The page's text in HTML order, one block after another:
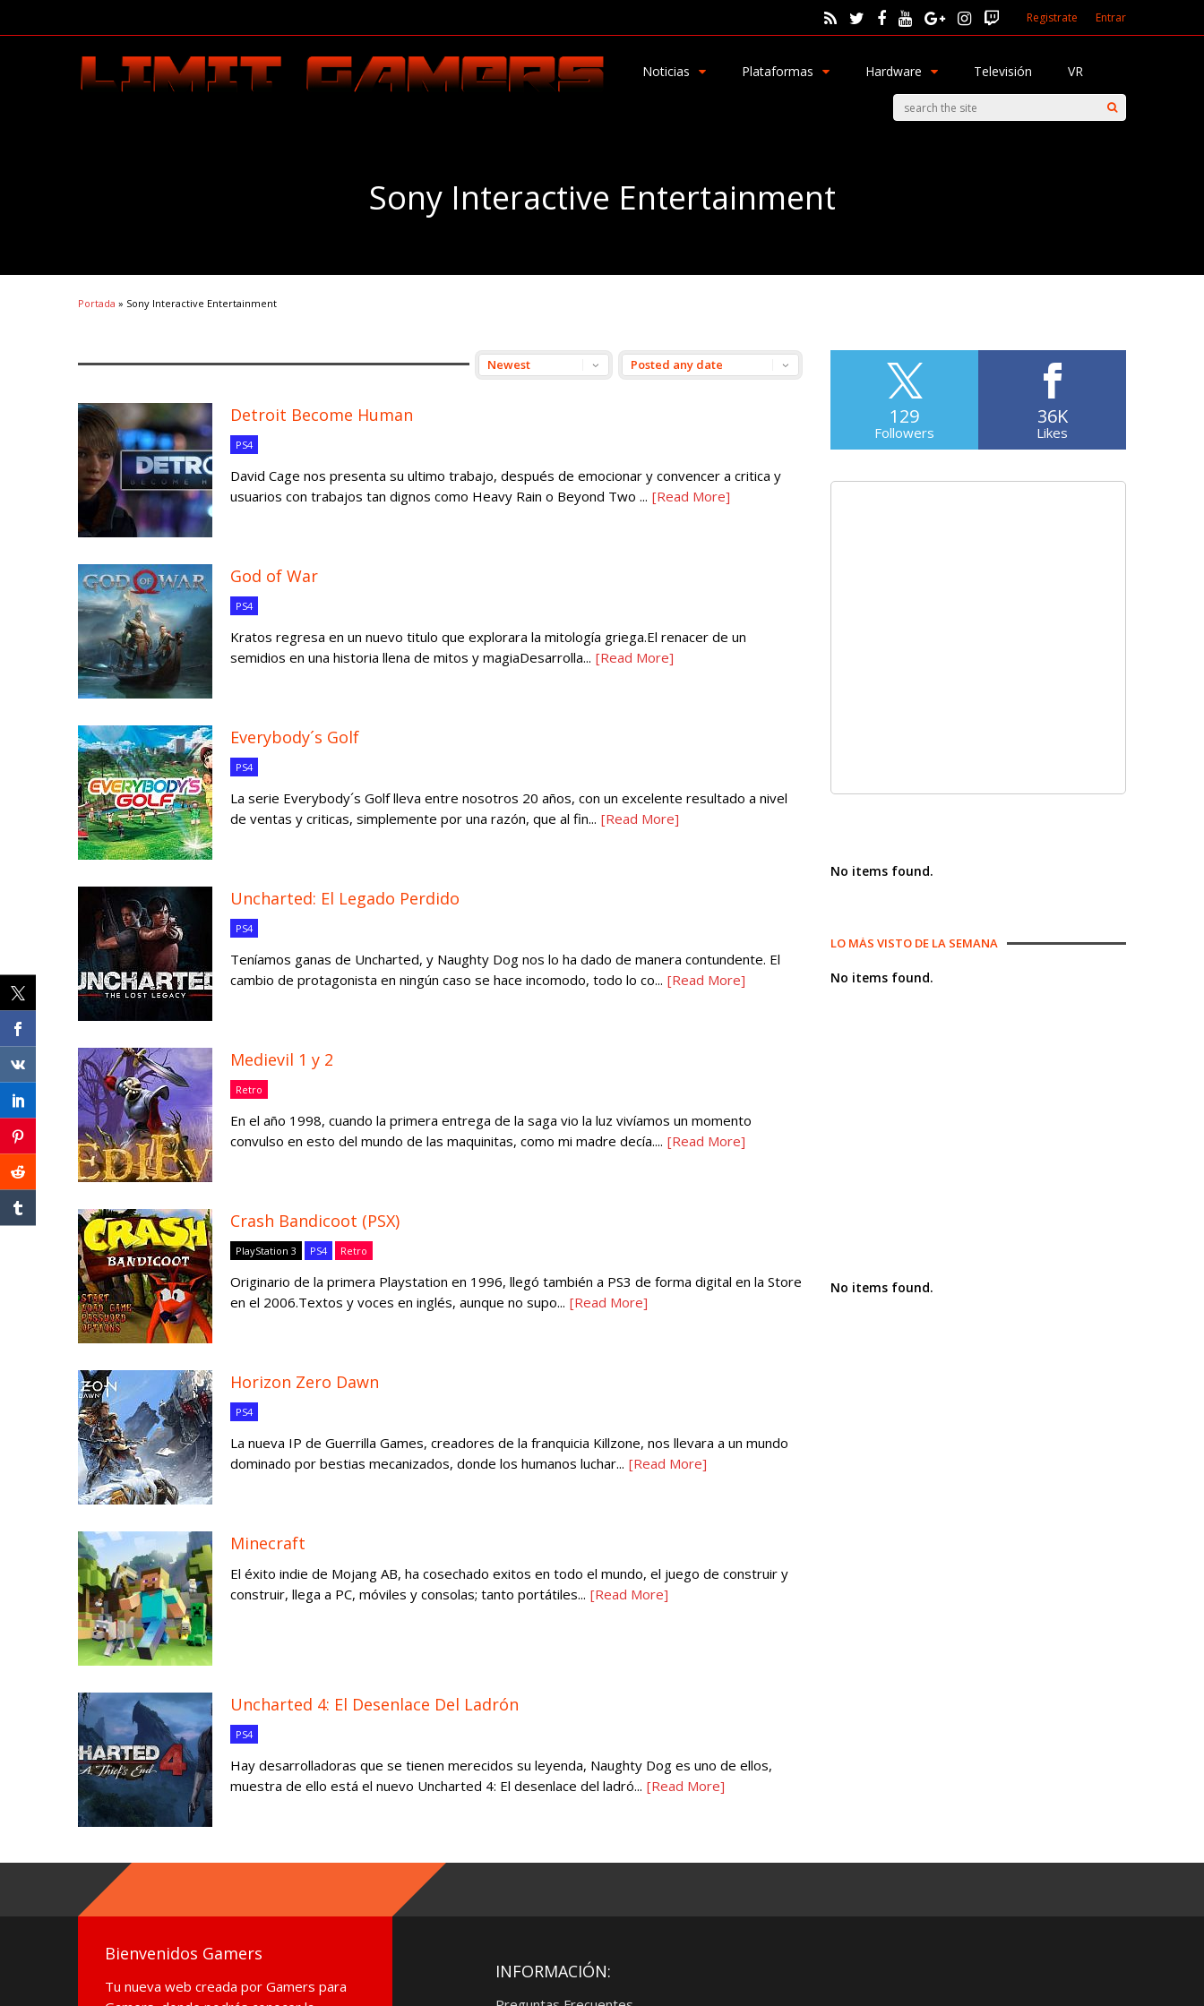
Registrate Entrar
Noticias Plataformas Hardware Televisión VR
Sony Interactive Entertainment
Portada » Sony Interactive Entertainment
Detroit Become Human
PS4
David Cage nos presenta su ultimo trabajo, después de emocionar y convencer a critica y
usuarios con trabajos tan dignos como Heavy Rain o Beyond Two ... [Read More]
God of War
PS4
Kratos regresa en un nuevo titulo que explorara la mitología griega.El renacer de un
semidios en una historia llena de mitos y magiaDesarrolla... [Read More]
Everybody´s Golf
PS4
La serie Everybody´s Golf lleva entre nosotros 20 años, con un excelente resultado a nivel
de ventas y criticas, simplemente por una razón, que al fin... [Read More]
Uncharted: El Legado Perdido
PS4
Teníamos ganas de Uncharted, y Naughty Dog nos lo ha dado de manera contundente. El
cambio de protagonista en ningún caso se hace incomodo, todo lo co... [Read More]
Medievil 1 y 2
Retro
En el año 1998, cuando la primera entrega de la saga vio la luz vivíamos un momento
convulso en esto del mundo de las maquinitas, como mi madre decía.... [Read More]
Crash Bandicoot (PSX)
PlayStation 3 PS4 Retro
Originario de la primera Playstation en 1996, llegó también a PS3 de forma digital en la Store
en el 2006.Textos y voces en inglés, aunque no supo... [Read More]
Horizon Zero Dawn
PS4
La nueva IP de Guerrilla Games, creadores de la franquicia Killzone, nos llevara a un mundo
dominado por bestias mecanizados, donde los humanos luchar... [Read More]
Minecraft
El éxito indie de Mojang AB, ha cosechado exitos en todo el mundo, el juego de construir y
construir, llega a PC, móviles y consolas; tanto portátiles... [Read More]
Uncharted 4: El Desenlace Del Ladrón
PS4
Hay desarrolladoras que se tienen merecidos su leyenda, Naughty Dog es uno de ellos,
muestra de ello está el nuevo Uncharted 4: El desenlace del ladró... [Read More]
129
Followers
36K
Likes
No items found.
LO MÁS VISTO DE LA SEMANA
No items found.
No items found.
Bienvenidos Gamers
Tu nueva web creada por Gamers para
INFORMACIÓN: